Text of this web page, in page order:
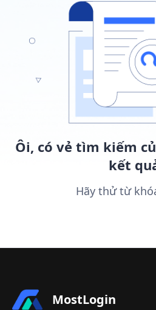
Ôi, có vẻ tìm kiếm
kết
Hãy thử từ
MostLogin